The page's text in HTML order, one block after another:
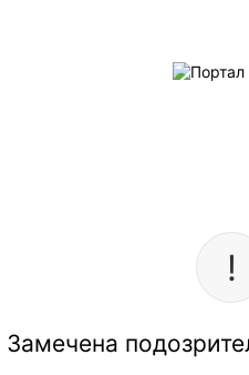
Замечена